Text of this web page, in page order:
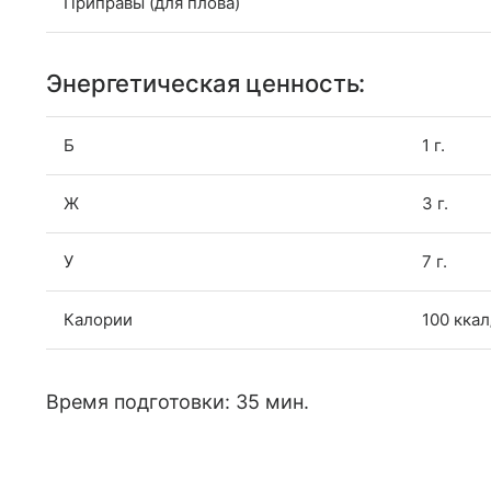
Энергетическая ценность:
Б 1 г.
Ж 3 г.
У 7 г.
Калории 100
Время подготовки: 35 мин.